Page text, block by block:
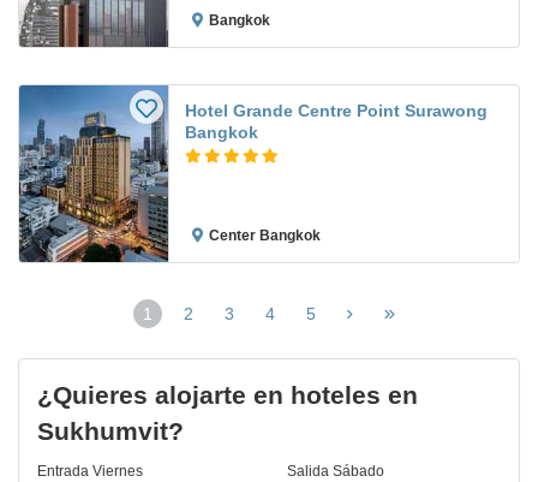
Bangkok
Hotel Grande Centre Point Surawong
Bangkok
Center Bangkok
1
(página
2 3 4 5
¿Quieres alojarte en hoteles en
Sukhumvit?
Entrada Viernes Salida Sábado